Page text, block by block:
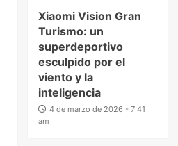
Xiaomi Vision Gran
Turismo: un
superdeportivo
esculpido por el
viento y la
inteligencia
4 de marzo de 2026 - 7:41
am